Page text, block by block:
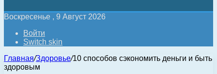
Воскресенье , 9 Август 2026
Войти
Switch skin
Главная/Здоровье/10 способов сэкономить деньги и быть
здоровым